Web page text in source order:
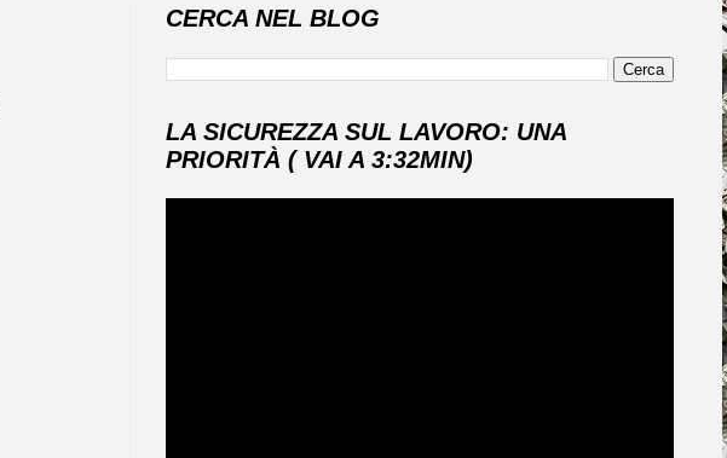
CERCA NEL BLOG
LA SICUREZZA SUL LAVORO: UNA
PRIORITÀ ( VAI A 3:32MIN)